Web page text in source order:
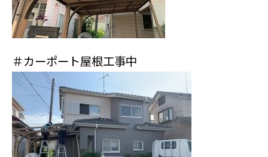
＃カーポート屋根工事中